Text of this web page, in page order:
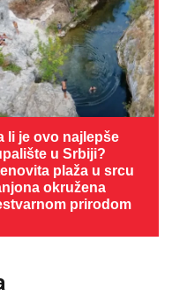
li je ovo najlepše
u Srbiji?
plaža u srcu
okružena
prirodom